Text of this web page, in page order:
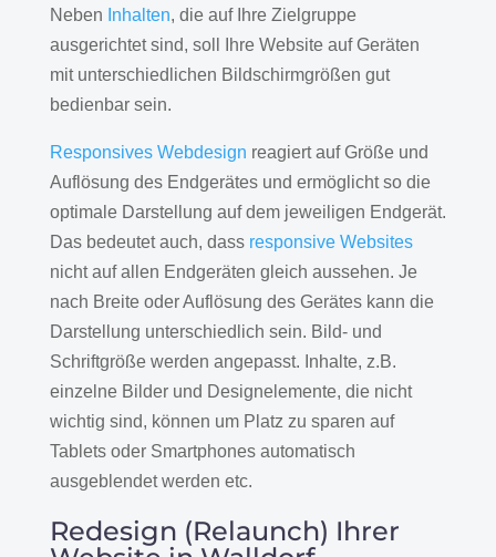
Neben Inhalten, die auf Ihre Zielgruppe
ausgerichtet sind, soll Ihre Website auf Geräten
mit unterschiedlichen Bildschirmgrößen gut
bedienbar sein.
Responsives Webdesign reagiert auf Größe und
Auflösung des Endgerätes und ermöglicht so die
optimale Darstellung auf dem jeweiligen Endgerät.
Das bedeutet auch, dass responsive Websites
nicht auf allen Endgeräten gleich aussehen. Je
nach Breite oder Auflösung des Gerätes kann die
Darstellung unterschiedlich sein. Bild- und
Schriftgröße werden angepasst. Inhalte, z.B.
einzelne Bilder und Designelemente, die nicht
wichtig sind, können um Platz zu sparen auf
Tablets oder Smartphones automatisch
ausgeblendet werden etc.
Redesign (Relaunch) Ihrer